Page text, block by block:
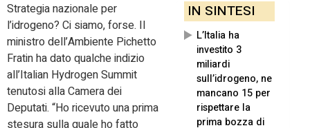
IN SINTESI
L’Italia ha
investito 3
miliardi
sull’idrogeno, ne
mancano 15 per
rispettare la
prima bozza di
Strategia nazionale per
l’idrogeno? Ci siamo, forse. Il
ministro dell’Ambiente Pichetto
Fratin ha dato qualche indizio
all’Italian Hydrogen Summit
tenutosi alla Camera dei
Deputati. “Ho ricevuto una prima